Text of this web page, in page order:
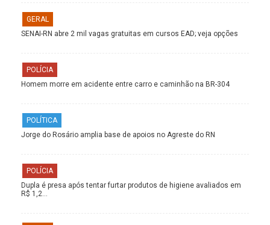
GERAL
SENAI-RN abre 2 mil vagas gratuitas em cursos EAD; veja opções
POLÍCIA
Homem morre em acidente entre carro e caminhão na BR-304
POLÍTICA
Jorge do Rosário amplia base de apoios no Agreste do RN
POLÍCIA
Dupla é presa após tentar furtar produtos de higiene avaliados em
R$ 1,2…